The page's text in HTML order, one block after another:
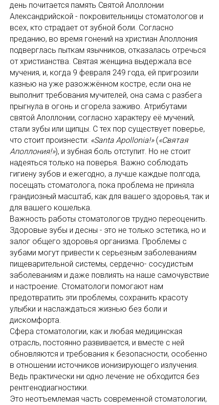
день почитается память Святой Аполлонии
Александрийской - покровительницы стоматологов и
всех, кто страдает от зубной боли. Согласно
преданию, во время гонений на христиан Аполлония
подверглась пыткам язычников, отказалась отречься
от христианства. Святая женщина выдержала все
мучения, и, когда 9 февраля 249 года, ей пригрозили
казнью на уже разожжённом костре, если она не
выполнит требования мучителей, она сама с разбега
прыгнула в огонь и сгорела заживо. Атрибутами
святой Аполлонии, согласно характеру её мучений,
стали зубы или щипцы. С тех пор существует поверье,
что стоит произнести: «Santa Apollonia!»(«Святая
Аполлония!»), и зубная боль отступит. Но не стоит
надеяться только на поверья. Важно соблюдать
гигиену зубов и ежегодно, а лучше каждые полгода,
посещать стоматолога, пока проблема не приняла
грандиозный масштаб, как для вашего здоровья, так и
для вашего кошелька.
Важность работы стоматологов трудно переоценить.
Здоровые зубы и десны - это не только эстетика, но и
залог общего здоровья организма. Проблемы с
зубами могут привести к серьезным заболеваниям
пищеварительной системы, сердечно- сосудистым
заболеваниям и даже повлиять на наше самочувствие
и настроение. Стоматологи помогают нам
предотвратить эти проблемы, сохранить красоту
улыбки и наслаждаться жизнью без боли и
дискомфорта.
Сфера стоматологии, как и любая медицинская
отрасль, постоянно развивается, и вместе с ней
обновляются и требования к безопасности, особенно
в отношении источников ионизирующего излучения.
Ведь практически ни одно лечение не обходится без
рентгенодиагностики.
Это неотъемлемая часть современной стоматологии,